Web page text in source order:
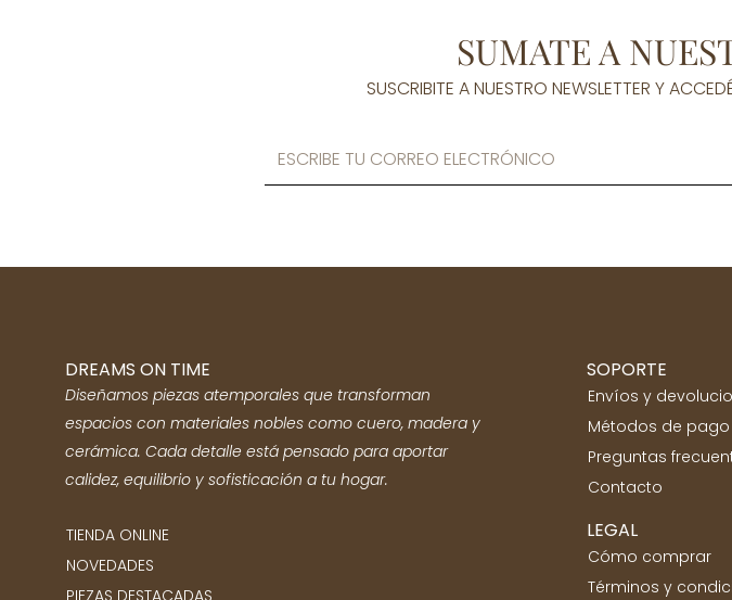
SUMATE A
SUSCRIBITE A NUESTRO NEWSLETTER Y
DREAMS ON TIME
Diseñamos piezas atemporales que transforman
espacios con materiales nobles como cuero, madera y
cerámica. Cada detalle está pensado para aportar
calidez, equilibrio y sofisticación a tu hogar.
SOPORTE
Envíos y
Métodos de pago
Preguntas
Contacto
TIENDA ONLINE
NOVEDADES
PIEZAS DESTACADAS
LEGAL
Cómo comprar
Términos y